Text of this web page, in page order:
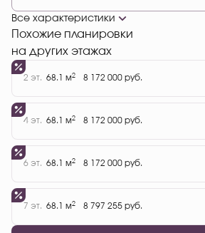
Все характеристики
Похожие планировки
на других этажах
2 эт. 68.1 м2 8 172 000 руб.
4 эт. 68.1 м2 8 172 000 руб.
6 эт. 68.1 м2 8 172 000 руб.
7 эт. 68.1 м2 8 797 255 руб.